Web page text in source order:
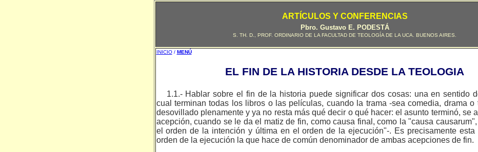
ARTÍCULOS Y CONFERENCIAS
Pbro. Gustavo E. PODESTÁ
S. TH. D., PROF. ORDINARIO DE LA FACULTAD DE TEOLOGÍA DE LA UCA. BUENOS AIRES.
INICIO/ MENÚ
EL FIN DE LA HISTORIA DESDE LA TEOLOGIA
1.1.- Hablar sobre el fin de la historia puede significar dos cosas: una en sentido
cual terminan todas los libros o las películas, cuando la trama -sea comedia, drama o
desovillado plenamente y ya no resta más qué decir o qué hacer: el asunto terminó, se
acepción, cuando se le da el matiz de fin, como causa final, como la "causa
el orden de la intención y última en el orden de la ejecución"-. Es precisamente esta
orden de la ejecución la que hace de común denominador de ambas acepciones de fin.